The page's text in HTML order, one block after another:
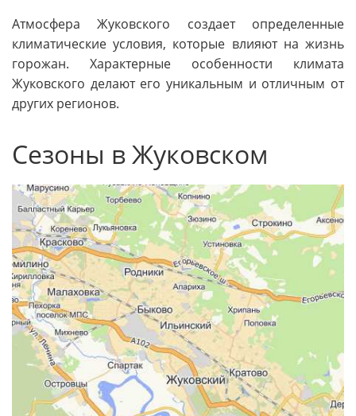
Атмосфера Жуковского создает определенные
климатические условия, которые влияют на жизнь
горожан. Характерные особенности климата
Жуковского делают его уникальным и отличным от
других регионов.
Сезоны в Жуковском